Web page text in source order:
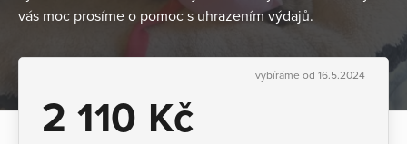
vás moc prosíme o pomoc s uhrazením výdajů.
vybíráme od 16.5.2024
2 110 Kč